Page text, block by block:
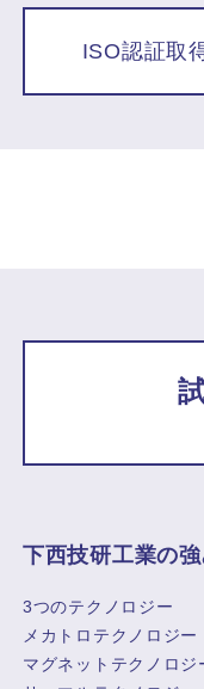
ISO認証取
下西技研工業の
3つのテクノロジー
メカトロテクノロジー
マグネットテクノロジ